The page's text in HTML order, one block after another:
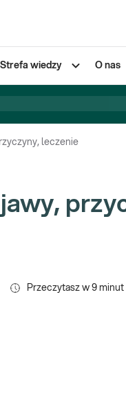
Strefa wiedzy O nas
leczenie
Przeczytasz w 9 minut